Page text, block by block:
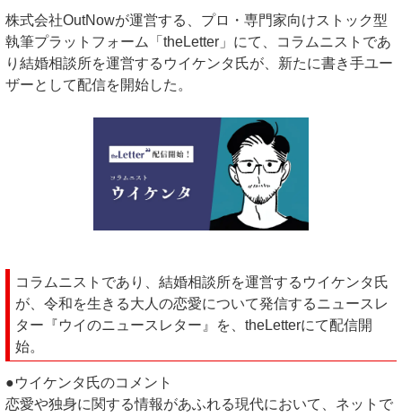
株式会社OutNowが運営する、プロ・専門家向けストック型
執筆プラットフォーム「theLetter」にて、コラムニストであ
り結婚相談所を運営するウイケンタ氏が、新たに書き手ユー
ザーとして配信を開始した。
コラムニストであり、結婚相談所を運営するウイケンタ氏
が、令和を生きる大人の恋愛について発信するニュースレ
ター『ウイのニュースレター』を、theLetterにて配信開
始。
●ウイケンタ氏のコメント
恋愛や独身に関する情報があふれる現代において、ネットで